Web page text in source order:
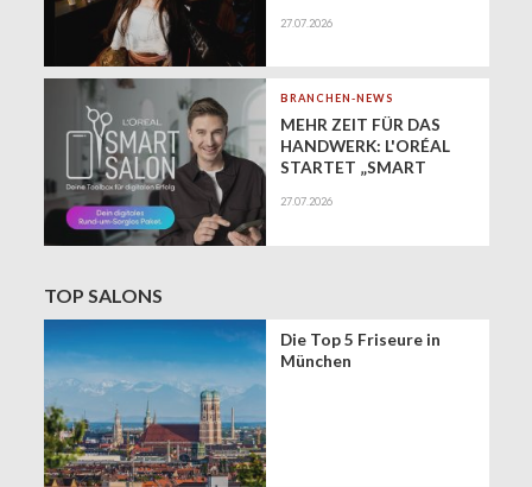
gesundes Haar
27.07.2026
BRANCHEN-NEWS
MEHR ZEIT FÜR DAS
HANDWERK: L'ORÉAL
STARTET „SMART
EXKLUSIVEN BUSINESS-
27.07.2026
TOP SALONS
Die Top 5 Friseure in
München